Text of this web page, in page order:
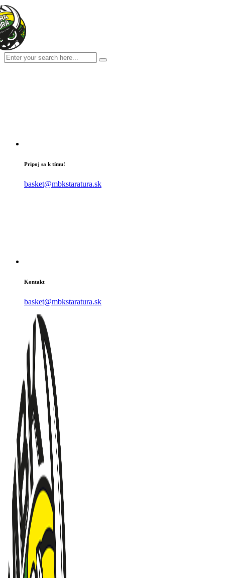
Pripoj sa k tímu!
basket@mbkstaratura.sk
Kontakt
basket@mbkstaratura.sk